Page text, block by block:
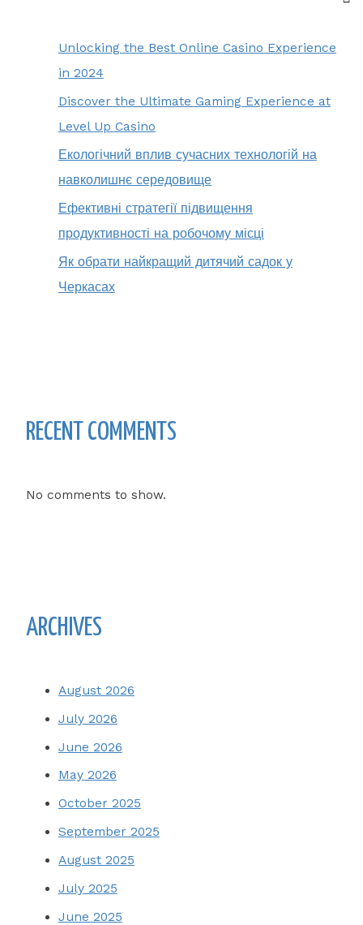
Unlocking the Best Online Casino Experience
in 2024
Discover the Ultimate Gaming Experience at
Level Up Casino
Екологічний вплив сучасних технологій на
навколишнє середовище
Ефективні стратегії підвищення
продуктивності на робочому місці
Як обрати найкращий дитячий садок у
Черкасах
RECENT COMMENTS
No comments to show.
ARCHIVES
August 2026
July 2026
June 2026
May 2026
October 2025
September 2025
August 2025
July 2025
June 2025